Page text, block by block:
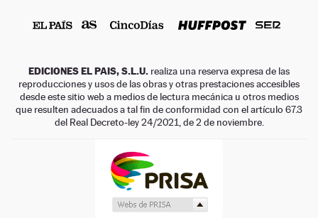
EDICIONES EL PAIS, S.L.U. realiza una reserva expresa de las
reproducciones y usos de las obras y otras prestaciones accesibles
desde este sitio web a medios de lectura mecánica u otros medios
que resulten adecuados a tal fin de conformidad con el artículo 67.3
del Real Decreto-ley 24/2021, de 2 de noviembre.